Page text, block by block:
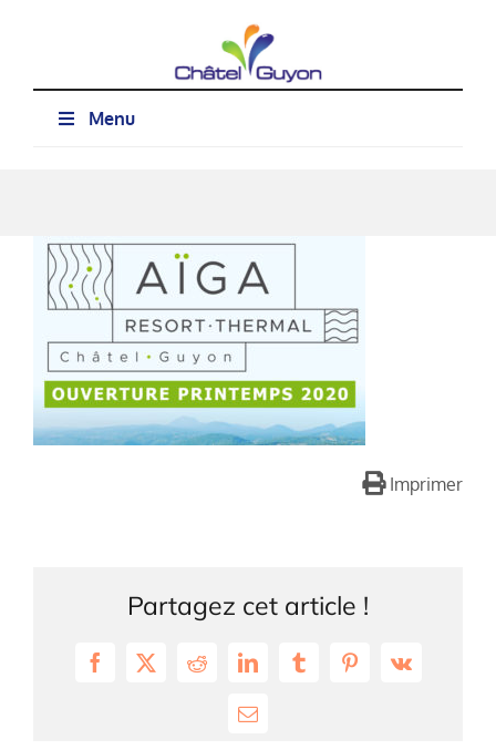
Menu
Imprimer
Partagez cet article !
Facebook
X RedditLinkedInTumblrPinterest
Vk
Email